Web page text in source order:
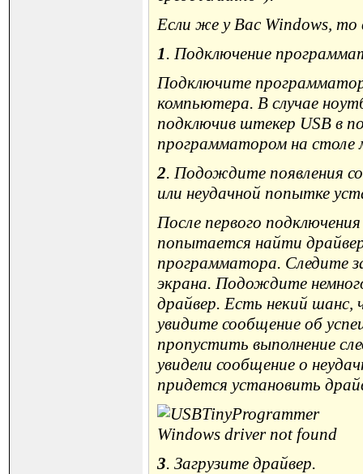
Если же у Вас Windows, то
1. Подключение
Подключите
компьютера. В случае
подключив штекер USB в
программатором на столе
2. Подождите появления
или неудачной попытке
После первого
попытается найти
программатора. Следите
экрана. Подождите
драйвер. Есть некий
увидите сообщение об
пропустить выполнение
увидели сообщение о
придется установить
3. Загрузите драйвер.